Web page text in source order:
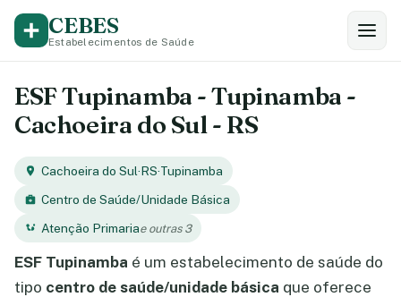
CEBES
Estabelecimentos de Saúde
ESF Tupinamba - Tupinamba -
Cachoeira do Sul - RS
Cachoeira do Sul·RS·Tupinamba
Centro de Saúde/Unidade Básica
Atenção Primariae outras 3
ESF Tupinamba é um estabelecimento de saúde do
tipo centro de saúde/unidade básica que oferece